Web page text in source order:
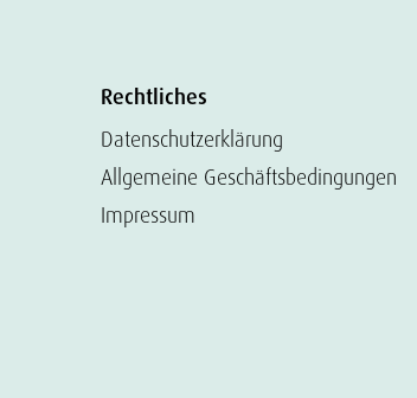
Rechtliches
Datenschutzerklärung
Allgemeine Geschäftsbedingungen
Impressum